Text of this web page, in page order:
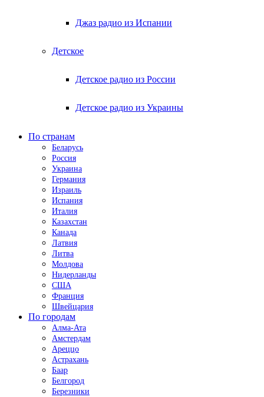
Джаз радио из Испании
Детское
Детское радио из России
Детское радио из Украины
По странам
Беларусь
Россия
Украина
Германия
Израиль
Испания
Италия
Казахстан
Канада
Латвия
Литва
Молдова
Нидерланды
США
Франция
Швейцария
По городам
Алма-Ата
Амстердам
Ареццо
Астрахань
Баар
Белгород
Березники